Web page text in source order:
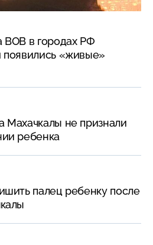
ВОВ в городах РФ
появились «живые»
Махачкалы не признали
ребенка
палец ребенку после